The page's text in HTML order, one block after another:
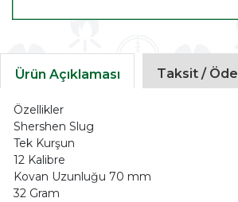
Ürün Açıklaması Taksit /
Özellikler
Shershen Slug
Tek Kurşun
12 Kalibre
Kovan Uzunluğu 70 mm
32 Gram